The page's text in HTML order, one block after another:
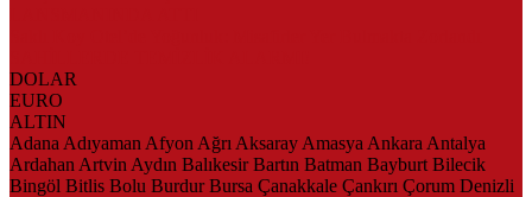
DOLAR
EURO
ALTIN
Adana Adıyaman Afyon Ağrı Aksaray Amasya Ankara Antalya
Ardahan Artvin Aydın Balıkesir Bartın Batman Bayburt Bilecik
Bingöl Bitlis Bolu Burdur Bursa Çanakkale Çankırı Çorum Denizli